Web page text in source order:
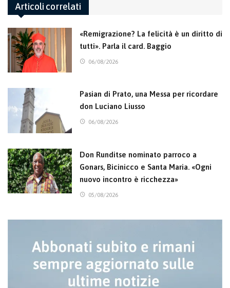
Articoli correlati
«Remigrazione? La felicità è un diritto di
tutti». Parla il card. Baggio
06/08/2026
Pasian di Prato, una Messa per ricordare
don Luciano Liusso
06/08/2026
Don Runditse nominato parroco a
Gonars, Bicinicco e Santa Maria. «Ogni
nuovo incontro è ricchezza»
05/08/2026